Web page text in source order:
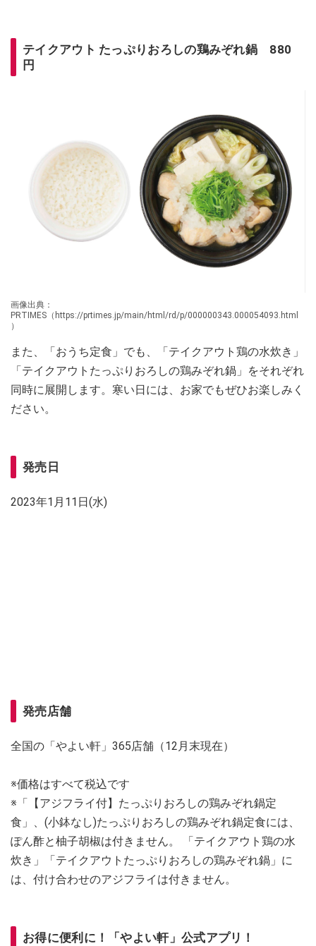
テイクアウト たっぷりおろしの鶏みぞれ鍋 880
円
画像出典：
PRTIMES（https://prtimes.jp/main/html/rd/p/000000343.000054093.html
）
また、「おうち定食」でも、「テイクアウト鶏の水炊き」
「テイクアウトたっぷりおろしの鶏みぞれ鍋」をそれぞれ
同時に展開します。寒い日には、お家でもぜひお楽しみく
ださい。
発売日
2023年1月11日(水)
発売店舗
全国の「やよい軒」365店舗（12月末現在）
※価格はすべて税込です
※「【アジフライ付】たっぷりおろしの鶏みぞれ鍋定
食」、(小鉢なし)たっぷりおろしの鶏みぞれ鍋定食には、
ぽん酢と柚子胡椒は付きません。 「テイクアウト鶏の水
炊き」「テイクアウトたっぷりおろしの鶏みぞれ鍋」に
は、付け合わせのアジフライは付きません。
お得に便利に！「やよい軒」公式アプリ！